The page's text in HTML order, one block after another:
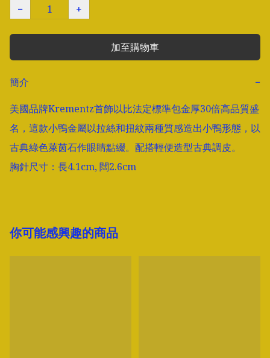
−
+
加至購物車
簡介
−
美國品牌Krementz首飾以比法定標準包金厚30倍高品質盛
名，這款小鴨金屬以拉絲和扭紋兩種質感造出小鴨形態，以
古典綠色萊茵石作眼睛點綴。配搭輕便造型古典調皮。
胸針尺寸：長4.1cm, 闊2.6cm
你可能感興趣的商品